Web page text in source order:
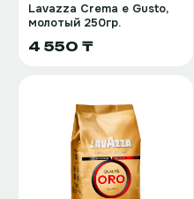
Lavazza Crema e Gusto,
молотый 250гр.
4 550 ₸